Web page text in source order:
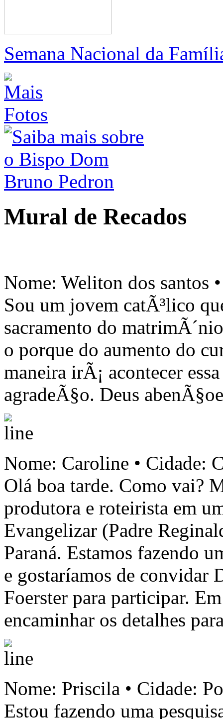
Semana Nacional da
Mural de Recados
Nome: Weliton dos santos
Sou um jovem catÃ³lico
sacramento do
o porque do aumento do
maneira irÃ¡ acontecer
agradeÃ§o. Deus
Nome: Caroline • Cidade:
Olá boa tarde. Como vai?
produtora e roteirista em
Evangelizar (Padre
Paraná. Estamos fazendo
e gostaríamos de convidar
Foerster para participar.
encaminhar os detalhes
Nome: Priscila • Cidade:
Estou fazendo uma